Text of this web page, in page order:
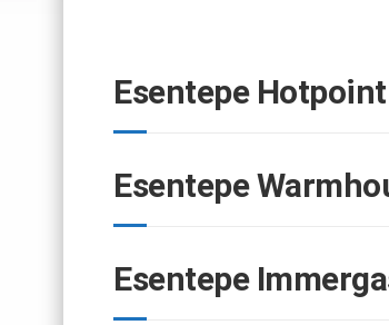
Esentepe
Esentepe
Esentepe